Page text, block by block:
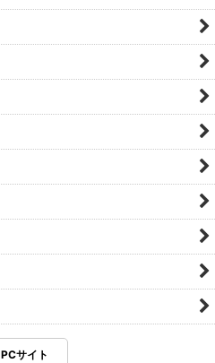
PCサイト